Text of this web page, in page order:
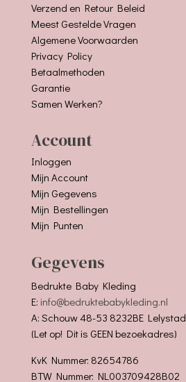
Verzend en Retour Beleid
Meest Gestelde Vragen
Algemene Voorwaarden
Privacy Policy
Betaalmethoden
Garantie
Samen Werken?
Account
Inloggen
Mijn Account
Mijn Gegevens
Mijn Bestellingen
Mijn Punten
Gegevens
Bedrukte Baby Kleding
E: info@bedruktebabykleding.nl
A: Schouw 48-53 8232BE Lelystad
(Let op! Dit is GEEN bezoekadres)
KvK Nummer: 82654786
BTW Nummer: NL003709428B02